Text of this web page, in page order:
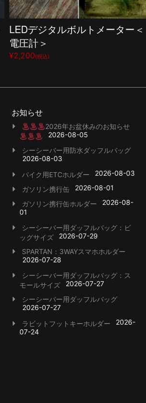
LEDデジタルボルトメーター＜
電圧計＞
¥2,200(税込)
お知らせ
2026年お盆休みのお知らせ
2026-08-05
シーシーバー用防水ダッフルバッグ
2026-08-03
バイク用ETCホルダー
2026-08-03
ガソリン携行缶
2026-08-01
ガソリン携行缶ホルダー
2026-08-
01
シーシーバー用ダッフルバッグ：ビ
ッグサイズ
2026-07-29
SPARTAN：3WAYスマホホルダー
2026-07-28
シーシーバー用ダッフルバッグ：ス
モールサイズ
2026-07-27
シーシーバー用ダッフルバッグ
2026-07-27
ラビットフットキーホルダー
2026-
07-24